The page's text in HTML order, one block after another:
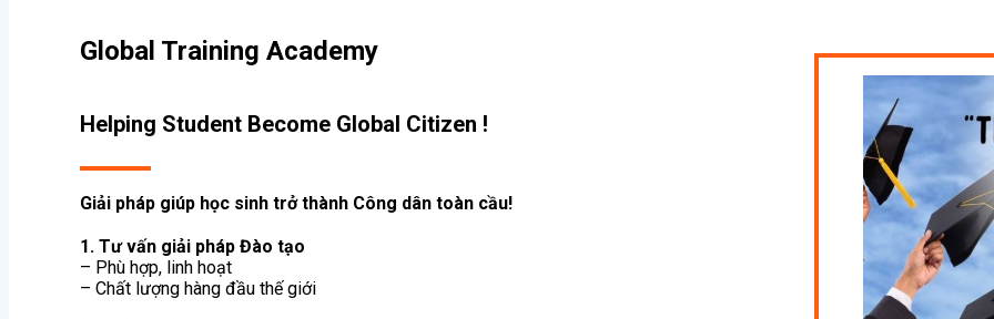
Global Training Academy
Helping Student Become Global Citizen !
Giải pháp giúp học sinh trở thành Công dân toàn cầu!
1. Tư vấn giải pháp Đào tạo
– Phù hợp, linh hoạt
– Chất lượng hàng đầu thế giới